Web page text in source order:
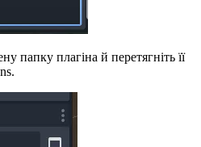
папку плагіна й перетягніть її